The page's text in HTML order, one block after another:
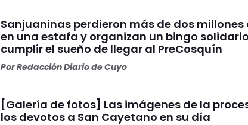
Sanjuaninas perdieron más de dos millones
en una estafa y organizan un bingo
cumplir el sueño de llegar al PreCosquín
PorRedacción Diario de Cuyo
[Galería de fotos] Las imágenes de la
los devotos a San Cayetano en su día